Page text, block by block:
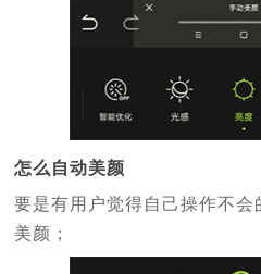
怎么自动美颜
要是有用户觉得自己操作不
美颜；